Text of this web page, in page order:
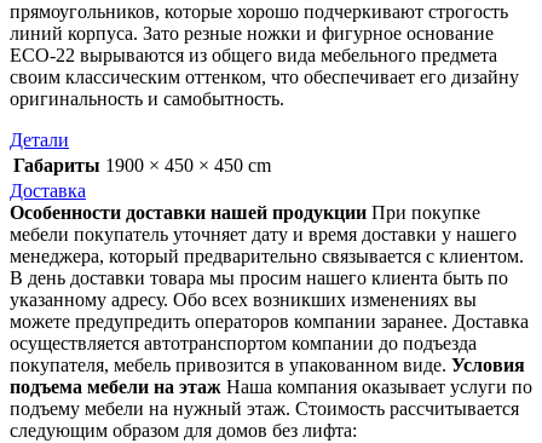
прямоугольников, которые хорошо подчеркивают строгость
линий корпуса. Зато резные ножки и фигурное основание
ЕСО-22 вырываются из общего вида мебельного предмета
своим классическим оттенком, что обеспечивает его дизайну
оригинальность и самобытность.
Детали
Габариты 1900 × 450 × 450 cm
Доставка
Особенности доставки нашей продукции При покупке
мебели покупатель уточняет дату и время доставки у нашего
менеджера, который предварительно связывается с клиентом.
В день доставки товара мы просим нашего клиента быть по
указанному адресу. Обо всех возникших изменениях вы
можете предупредить операторов компании заранее. Доставка
осуществляется автотранспортом компании до подъезда
покупателя, мебель привозится в упакованном виде. Условия
подъема мебели на этаж Наша компания оказывает услуги по
подъему мебели на нужный этаж. Стоимость рассчитывается
следующим образом для домов без лифта: